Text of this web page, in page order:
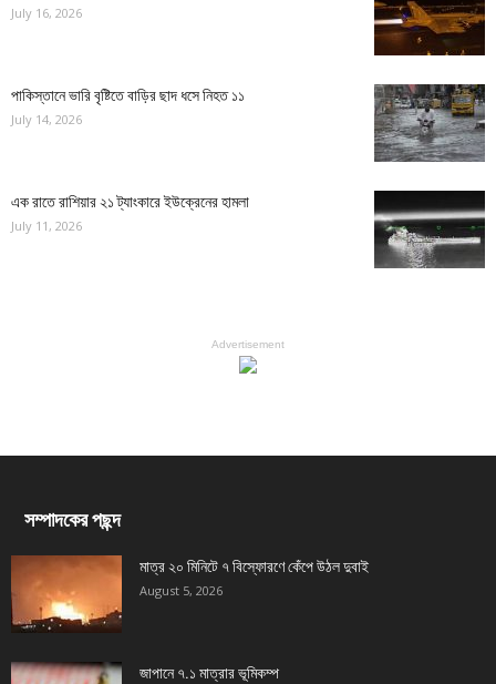
July 16, 2026
পাকিস্তানে ভারি বৃষ্টিতে বাড়ির ছাদ ধসে নিহত ১১
July 14, 2026
এক রাতে রাশিয়ার ২১ ট্যাংকারে ইউক্রেনের হামলা
July 11, 2026
Advertisement
সম্পাদকের পছন্দ
মাত্র ২০ মিনিটে ৭ বিস্ফোরণে কেঁপে উঠল দুবাই
August 5, 2026
জাপানে ৭.১ মাত্রার ভূমিকম্প